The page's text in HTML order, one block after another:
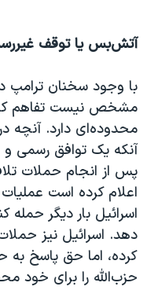
آتش‌بس یا توقف
با وجود سخنان ترامپ
مشخص نیست تفاهم
محدوده‌ای دارد. آنچه
آنکه یک توافق رسمی و
پس از انجام حملات
اعلام کرده است
اسرائیل بار دیگر حمله
دهد. اسرائیل نیز
کرده، اما حق پاسخ به
حزب‌الله را برای خود